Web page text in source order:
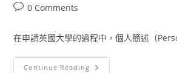
0 Comments
在申請英國大學的過程中，個人簡述（
Continue Reading